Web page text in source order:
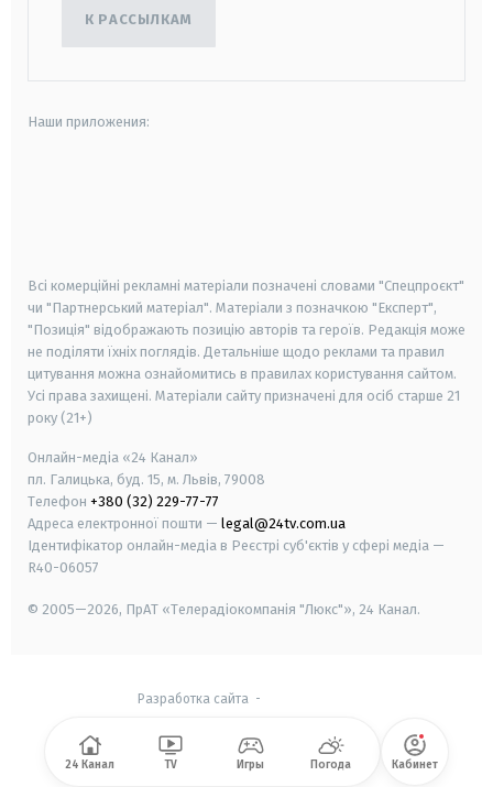
К РАССЫЛКАМ
Наши приложения:
Всі комерційні рекламні матеріали позначені словами "Спецпроєкт"
чи "Партнерський матеріал". Матеріали з позначкою "Експерт",
"Позиція" відображають позицію авторів та героїв. Редакція може
не поділяти їхніх поглядів. Детальніше щодо реклами та правил
цитування можна ознайомитись в правилах користування сайтом.
Усі права захищені. Матеріали сайту призначені для осіб старше 21
року (21+)
Онлайн-медіа «24 Канал»
пл. Галицька, буд. 15, м. Львів, 79008
Телефон +380 (32) 229-77-77
Адреса електронної пошти — legal@24tv.com.ua
Ідентифікатор онлайн-медіа в Реєстрі суб'єктів у сфері медіа —
R40-06057
© 2005—2026, ПрАТ «Телерадіокомпанія "Люкс"», 24 Канал.
Разработка сайта -
24 Канал TV Игры Погода Кабинет